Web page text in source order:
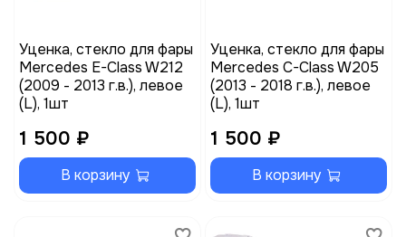
Уценка, стекло для фары
Mercedes E-Class W212
(2009 - 2013 г.в.), левое
(L), 1шт
1 500 ₽
В корзину
Уценка, стекло для фары
Mercedes C-Class W205
(2013 - 2018 г.в.), левое
(L), 1шт
1 500 ₽
В корзину